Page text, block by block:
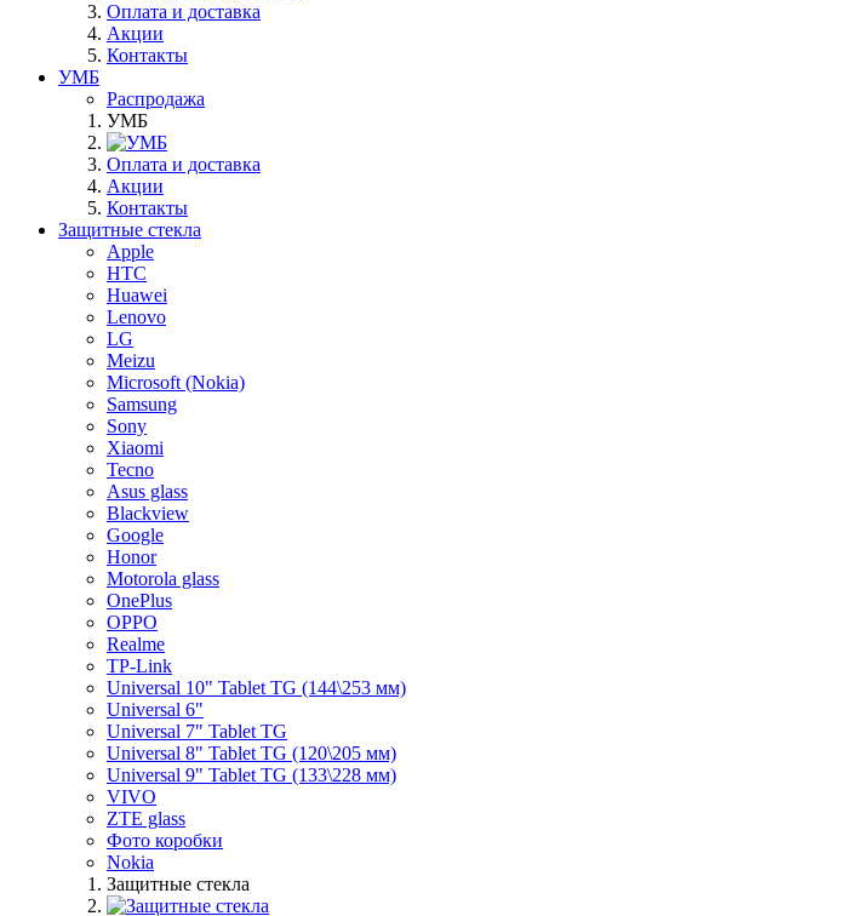
Оплата и доставка
Акции
Контакты
УМБ
Распродажа
УМБ
Оплата и доставка
Акции
Контакты
Защитные стекла
Apple
HTC
Huawei
Lenovo
LG
Meizu
Microsoft (Nokia)
Samsung
Sony
Xiaomi
Tecno
Asus glass
Blackview
Google
Honor
Motorola glass
OnePlus
OPPO
Realme
TP-Link
Universal 10" Tablet TG (144\253 мм)
Universal 6"
Universal 7" Tablet TG
Universal 8" Tablet TG (120\205 мм)
Universal 9" Tablet TG (133\228 мм)
VIVO
ZTE glass
Фото коробки
Nokia
Защитные стекла